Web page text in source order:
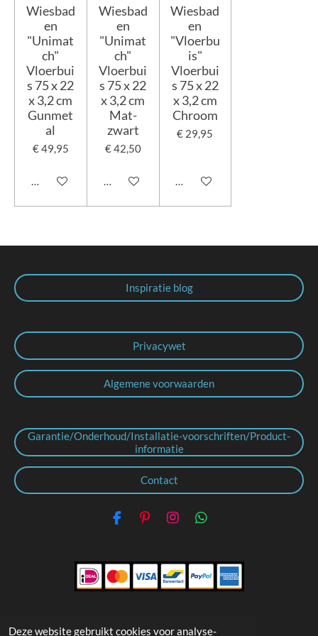
Deze website gebruikt cookies voor analyse-
Wiesbad
en
"Unimat
ch"
Vloerbui
s 75 x 22
x 3,2 cm
Gunmet
al
€ 49,95
Houd mij op de hoogte
Wiesbad
en
"Unimat
ch"
Vloerbui
s 75 x 22
x 3,2 cm
Mat-
zwart
€ 42,50
In winkelwagen
Wiesbad
en
"Vloerbu
is"
Vloerbui
s 75 x 22
x 3,2 cm
Chroom
€ 29,95
In winkelwagen
Inspiratie blog
Privacywet
Algemene voorwaarden
Garantie/Onderhoud/Installatie-voorschriften/Product-
informatie
Contact
F
e
b
o
P
t
e
r
I
t
a
g
W
t
s
A